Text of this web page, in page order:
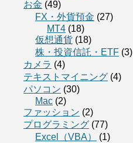
お金 (49)
FX・外貨預金 (27)
MT4 (18)
仮想通貨 (18)
株・投資信託・ETF (3)
カメラ (4)
テキストマイニング (4)
パソコン (30)
Mac (2)
ファッション (2)
プログラミング (77)
Excel（VBA）
(1)